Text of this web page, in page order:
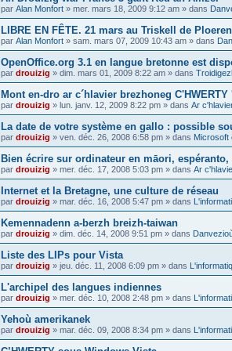
par Alan Monfort » mer. mars 18, 2009 9:12 am » dans
LIBRE EN FÊTE. 21 mars au Triskell de Ploeren
par Alan Monfort » sam. mars 07, 2009 10:43 am » dans
OpenOffice.org 3.1 en langue bretonne est
par drouizig » dim. mars 01, 2009 8:22 am » dans
Mont en-dro ar c´hlavier brezhoneg
par drouizig » lun. janv. 12, 2009 8:22 pm » dans Ar
La date de votre système en gallo : possible
par drouizig » ven. déc. 26, 2008 6:58 pm » dans Microsoft
Bien écrire sur ordinateur en māori,
par drouizig » mer. déc. 17, 2008 5:03 pm » dans Ar
Internet et la Bretagne, une culture de réseau
par drouizig » mar. déc. 16, 2008 5:47 pm » dans
Kemennadenn a-berzh breizh-taiwan
par drouizig » dim. déc. 14, 2008 9:51 pm » dans
Liste des LIPs pour Vista
par drouizig » jeu. déc. 11, 2008 6:09 pm » dans
L'archipel des langues indiennes
par drouizig » mer. déc. 10, 2008 2:48 pm » dans
Yehoù amerikanek
par drouizig » mar. déc. 09, 2008 8:34 pm » dans